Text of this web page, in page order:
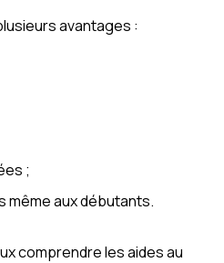
avantages :
;
aux débutants.
comprendre les aides au